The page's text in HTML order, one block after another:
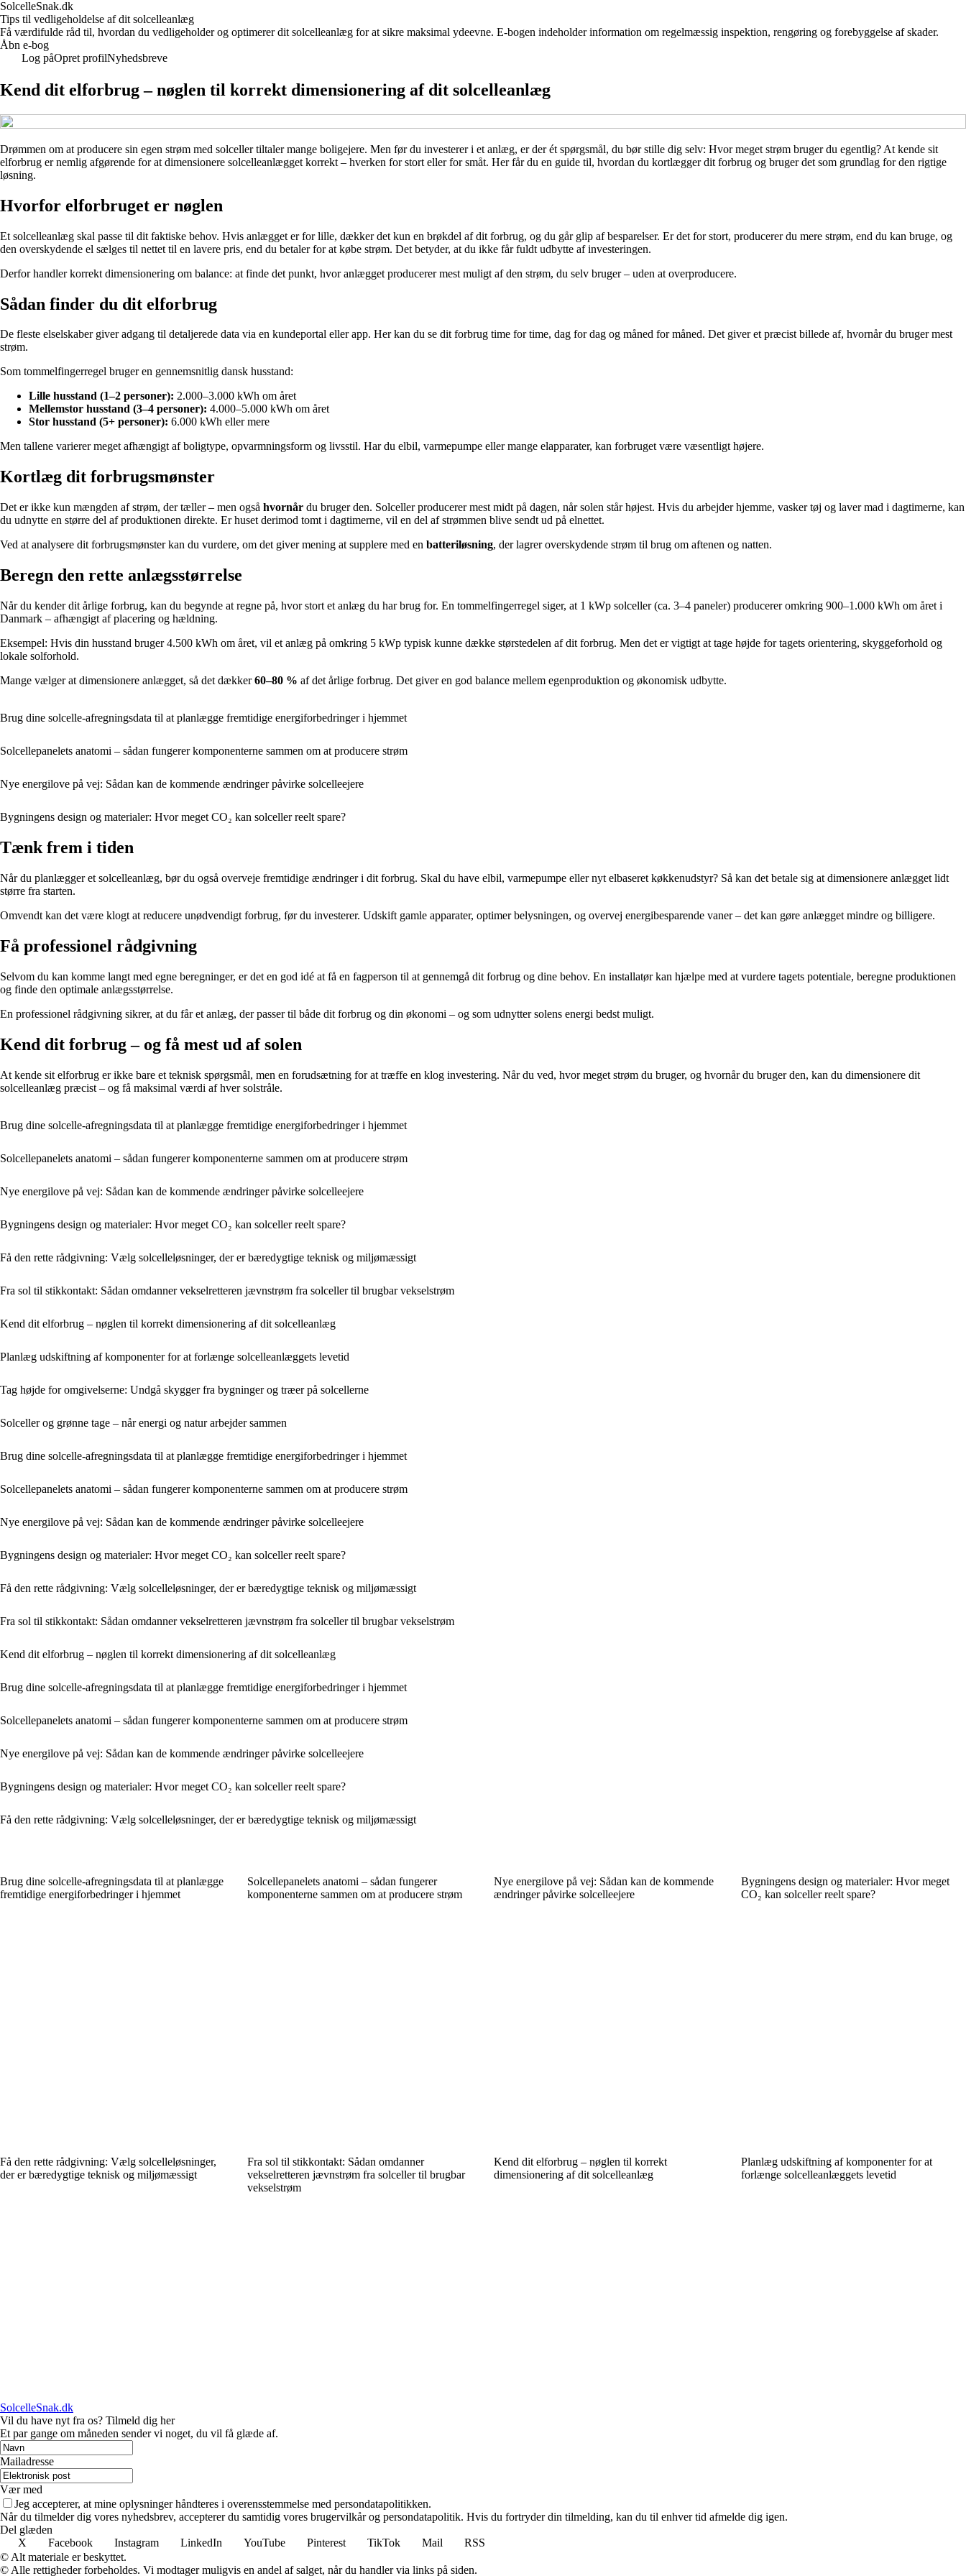
SolcelleSnak.dk
Tips til vedligeholdelse af dit solcelleanlæg
Få værdifulde råd til, hvordan du vedligeholder og optimerer dit solcelleanlæg for at sikre maksimal ydeevne. E-bogen indeholder information om regelmæssig inspektion, rengøring og forebyggelse af skader.
Åbn e-bog
Log påOpret profilNyhedsbreve
Kend dit elforbrug – nøglen til korrekt dimensionering af dit solcelleanlæg
Drømmen om at producere sin egen strøm med solceller tiltaler mange boligejere. Men før du investerer i et anlæg, er der ét spørgsmål, du bør stille dig selv: Hvor meget strøm bruger du egentlig? At kende sit
elforbrug er nemlig afgørende for at dimensionere solcelleanlægget korrekt – hverken for stort eller for småt. Her får du en guide til, hvordan du kortlægger dit forbrug og bruger det som grundlag for den rigtige
løsning.
Hvorfor elforbruget er nøglen
Et solcelleanlæg skal passe til dit faktiske behov. Hvis anlægget er for lille, dækker det kun en brøkdel af dit forbrug, og du går glip af besparelser. Er det for stort, producerer du mere strøm, end du kan bruge, og
den overskydende el sælges til nettet til en lavere pris, end du betaler for at købe strøm. Det betyder, at du ikke får fuldt udbytte af investeringen.
Derfor handler korrekt dimensionering om balance: at finde det punkt, hvor anlægget producerer mest muligt af den strøm, du selv bruger – uden at overproducere.
Sådan finder du dit elforbrug
De fleste elselskaber giver adgang til detaljerede data via en kundeportal eller app. Her kan du se dit forbrug time for time, dag for dag og måned for måned. Det giver et præcist billede af, hvornår du bruger mest
strøm.
Som tommelfingerregel bruger en gennemsnitlig dansk husstand:
Lille husstand (1–2 personer): 2.000–3.000 kWh om året
Mellemstor husstand (3–4 personer): 4.000–5.000 kWh om året
Stor husstand (5+ personer): 6.000 kWh eller mere
Men tallene varierer meget afhængigt af boligtype, opvarmningsform og livsstil. Har du elbil, varmepumpe eller mange elapparater, kan forbruget være væsentligt højere.
Kortlæg dit forbrugsmønster
Det er ikke kun mængden af strøm, der tæller – men også hvornår du bruger den. Solceller producerer mest midt på dagen, når solen står højest. Hvis du arbejder hjemme, vasker tøj og laver mad i dagtimerne, kan
du udnytte en større del af produktionen direkte. Er huset derimod tomt i dagtimerne, vil en del af strømmen blive sendt ud på elnettet.
Ved at analysere dit forbrugsmønster kan du vurdere, om det giver mening at supplere med en batteriløsning, der lagrer overskydende strøm til brug om aftenen og natten.
Beregn den rette anlægsstørrelse
Når du kender dit årlige forbrug, kan du begynde at regne på, hvor stort et anlæg du har brug for. En tommelfingerregel siger, at 1 kWp solceller (ca. 3–4 paneler) producerer omkring 900–1.000 kWh om året i
Danmark – afhængigt af placering og hældning.
Eksempel: Hvis din husstand bruger 4.500 kWh om året, vil et anlæg på omkring 5 kWp typisk kunne dække størstedelen af dit forbrug. Men det er vigtigt at tage højde for tagets orientering, skyggeforhold og
lokale solforhold.
Mange vælger at dimensionere anlægget, så det dækker60–80 % af det årlige forbrug. Det giver en god balance mellem egenproduktion og økonomisk udbytte.
Brug dine solcelle-afregningsdata til at planlægge fremtidige energiforbedringer i hjemmet
Solcellepanelets anatomi – sådan fungerer komponenterne sammen om at producere strøm
Nye energilove på vej: Sådan kan de kommende ændringer påvirke solcelleejere
Bygningens design og materialer: Hvor meget CO₂ kan solceller reelt spare?
Tænk frem i tiden
Når du planlægger et solcelleanlæg, bør du også overveje fremtidige ændringer i dit forbrug. Skal du have elbil, varmepumpe eller nyt elbaseret køkkenudstyr? Så kan det betale sig at dimensionere anlægget lidt
større fra starten.
Omvendt kan det være klogt at reducere unødvendigt forbrug, før du investerer. Udskift gamle apparater, optimer belysningen, og overvej energibesparende vaner – det kan gøre anlægget mindre og billigere.
Få professionel rådgivning
Selvom du kan komme langt med egne beregninger, er det en god idé at få en fagperson til at gennemgå dit forbrug og dine behov. En installatør kan hjælpe med at vurdere tagets potentiale, beregne produktionen
og finde den optimale anlægsstørrelse.
En professionel rådgivning sikrer, at du får et anlæg, der passer til både dit forbrug og din økonomi – og som udnytter solens energi bedst muligt.
Kend dit forbrug – og få mest ud af solen
At kende sit elforbrug er ikke bare et teknisk spørgsmål, men en forudsætning for at træffe en klog investering. Når du ved, hvor meget strøm du bruger, og hvornår du bruger den, kan du dimensionere dit
solcelleanlæg præcist – og få maksimal værdi af hver solstråle.
Brug dine solcelle-afregningsdata til at planlægge fremtidige energiforbedringer i hjemmet
Solcellepanelets anatomi – sådan fungerer komponenterne sammen om at producere strøm
Nye energilove på vej: Sådan kan de kommende ændringer påvirke solcelleejere
Bygningens design og materialer: Hvor meget CO₂ kan solceller reelt spare?
Få den rette rådgivning: Vælg solcelleløsninger, der er bæredygtige teknisk og miljømæssigt
Fra sol til stikkontakt: Sådan omdanner vekselretteren jævnstrøm fra solceller til brugbar vekselstrøm
Kend dit elforbrug – nøglen til korrekt dimensionering af dit solcelleanlæg
Planlæg udskiftning af komponenter for at forlænge solcelleanlæggets levetid
Tag højde for omgivelserne: Undgå skygger fra bygninger og træer på solcellerne
Solceller og grønne tage – når energi og natur arbejder sammen
Brug dine solcelle-afregningsdata til at planlægge fremtidige energiforbedringer i hjemmet
Solcellepanelets anatomi – sådan fungerer komponenterne sammen om at producere strøm
Nye energilove på vej: Sådan kan de kommende ændringer påvirke solcelleejere
Bygningens design og materialer: Hvor meget CO₂ kan solceller reelt spare?
Få den rette rådgivning: Vælg solcelleløsninger, der er bæredygtige teknisk og miljømæssigt
Fra sol til stikkontakt: Sådan omdanner vekselretteren jævnstrøm fra solceller til brugbar vekselstrøm
Kend dit elforbrug – nøglen til korrekt dimensionering af dit solcelleanlæg
Brug dine solcelle-afregningsdata til at planlægge fremtidige energiforbedringer i hjemmet
Solcellepanelets anatomi – sådan fungerer komponenterne sammen om at producere strøm
Nye energilove på vej: Sådan kan de kommende ændringer påvirke solcelleejere
Bygningens design og materialer: Hvor meget CO₂ kan solceller reelt spare?
Få den rette rådgivning: Vælg solcelleløsninger, der er bæredygtige teknisk og miljømæssigt
Brug dine solcelle-afregningsdata til at planlægge
fremtidige energiforbedringer i hjemmet
Solcellepanelets anatomi – sådan fungerer
komponenterne sammen om at producere strøm
Nye energilove på vej: Sådan kan de kommende
ændringer påvirke solcelleejere
Bygningens design og materialer: Hvor meget
CO₂ kan solceller reelt spare?
Få den rette rådgivning: Vælg solcelleløsninger,
der er bæredygtige teknisk og miljømæssigt
Fra sol til stikkontakt: Sådan omdanner
vekselretteren jævnstrøm fra solceller til brugbar
vekselstrøm
Kend dit elforbrug – nøglen til korrekt
dimensionering af dit solcelleanlæg
Planlæg udskiftning af komponenter for at
forlænge solcelleanlæggets levetid
SolcelleSnak.dk
Vil du have nyt fra os? Tilmeld dig her
Et par gange om måneden sender vi noget, du vil få glæde af.
Mailadresse
Vær med
Jeg accepterer, at mine oplysninger håndteres i overensstemmelse med persondatapolitikken.
Når du tilmelder dig vores nyhedsbrev, accepterer du samtidig vores brugervilkår og persondatapolitik. Hvis du fortryder din tilmelding, kan du til enhver tid afmelde dig igen.
Del glæden
X
Facebook Instagram LinkedIn YouTube Pinterest TikTok Mail
RSS
© Alt materiale er beskyttet.
© Alle rettigheder forbeholdes. Vi modtager muligvis en andel af salget, når du handler via links på siden.